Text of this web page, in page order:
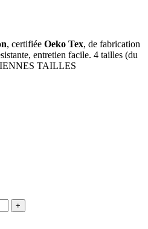
, certifiée Oeko Tex, de fabrication
entretien facile. 4 tailles (du
TAILLES
+